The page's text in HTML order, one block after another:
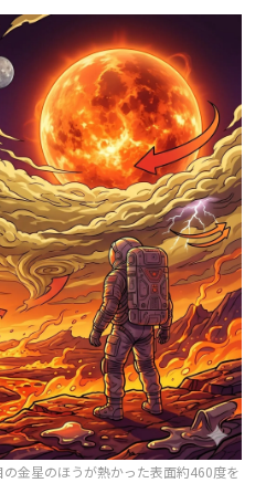
金星のほうが熱かった表面約460度を